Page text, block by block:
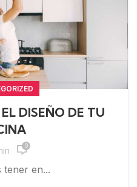
DISEÑO DE TU
0
tener en...